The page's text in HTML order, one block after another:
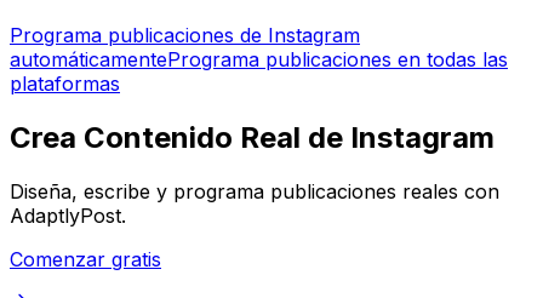
Programa publicaciones de Instagram
automáticamentePrograma publicaciones en todas las
plataformas
Crea Contenido Real de Instagram
Diseña, escribe y programa publicaciones reales con
AdaptlyPost.
Comenzar gratis